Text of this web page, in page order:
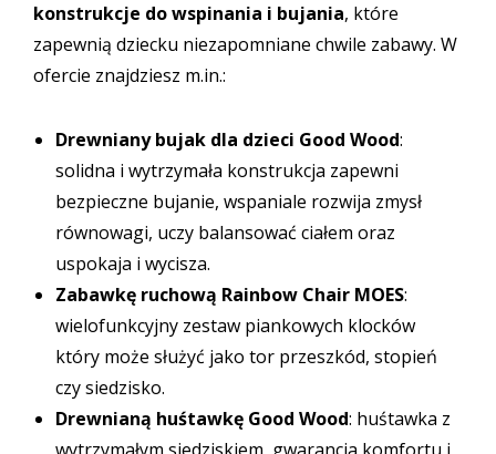
konstrukcje do wspinania i bujania, które
zapewnią dziecku niezapomniane chwile zabawy. W
ofercie znajdziesz m.in.:
Drewniany bujak dla dzieci Good Wood:
solidna i wytrzymała konstrukcja zapewni
bezpieczne bujanie, wspaniale rozwija zmysł
równowagi, uczy balansować ciałem oraz
uspokaja i wycisza.
Zabawkę ruchową Rainbow Chair MOES:
wielofunkcyjny zestaw piankowych klocków
który może służyć jako tor przeszkód, stopień
czy siedzisko.
Drewnianą huśtawkę Good Wood: huśtawka z